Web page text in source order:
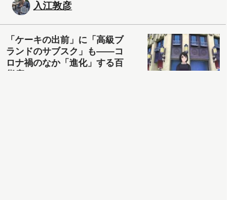
入江敦彦
「ケーキの出前」に「高級ブ
ランドのサブスク」も――コ
ロナ禍のなか「進化」する百
貨店